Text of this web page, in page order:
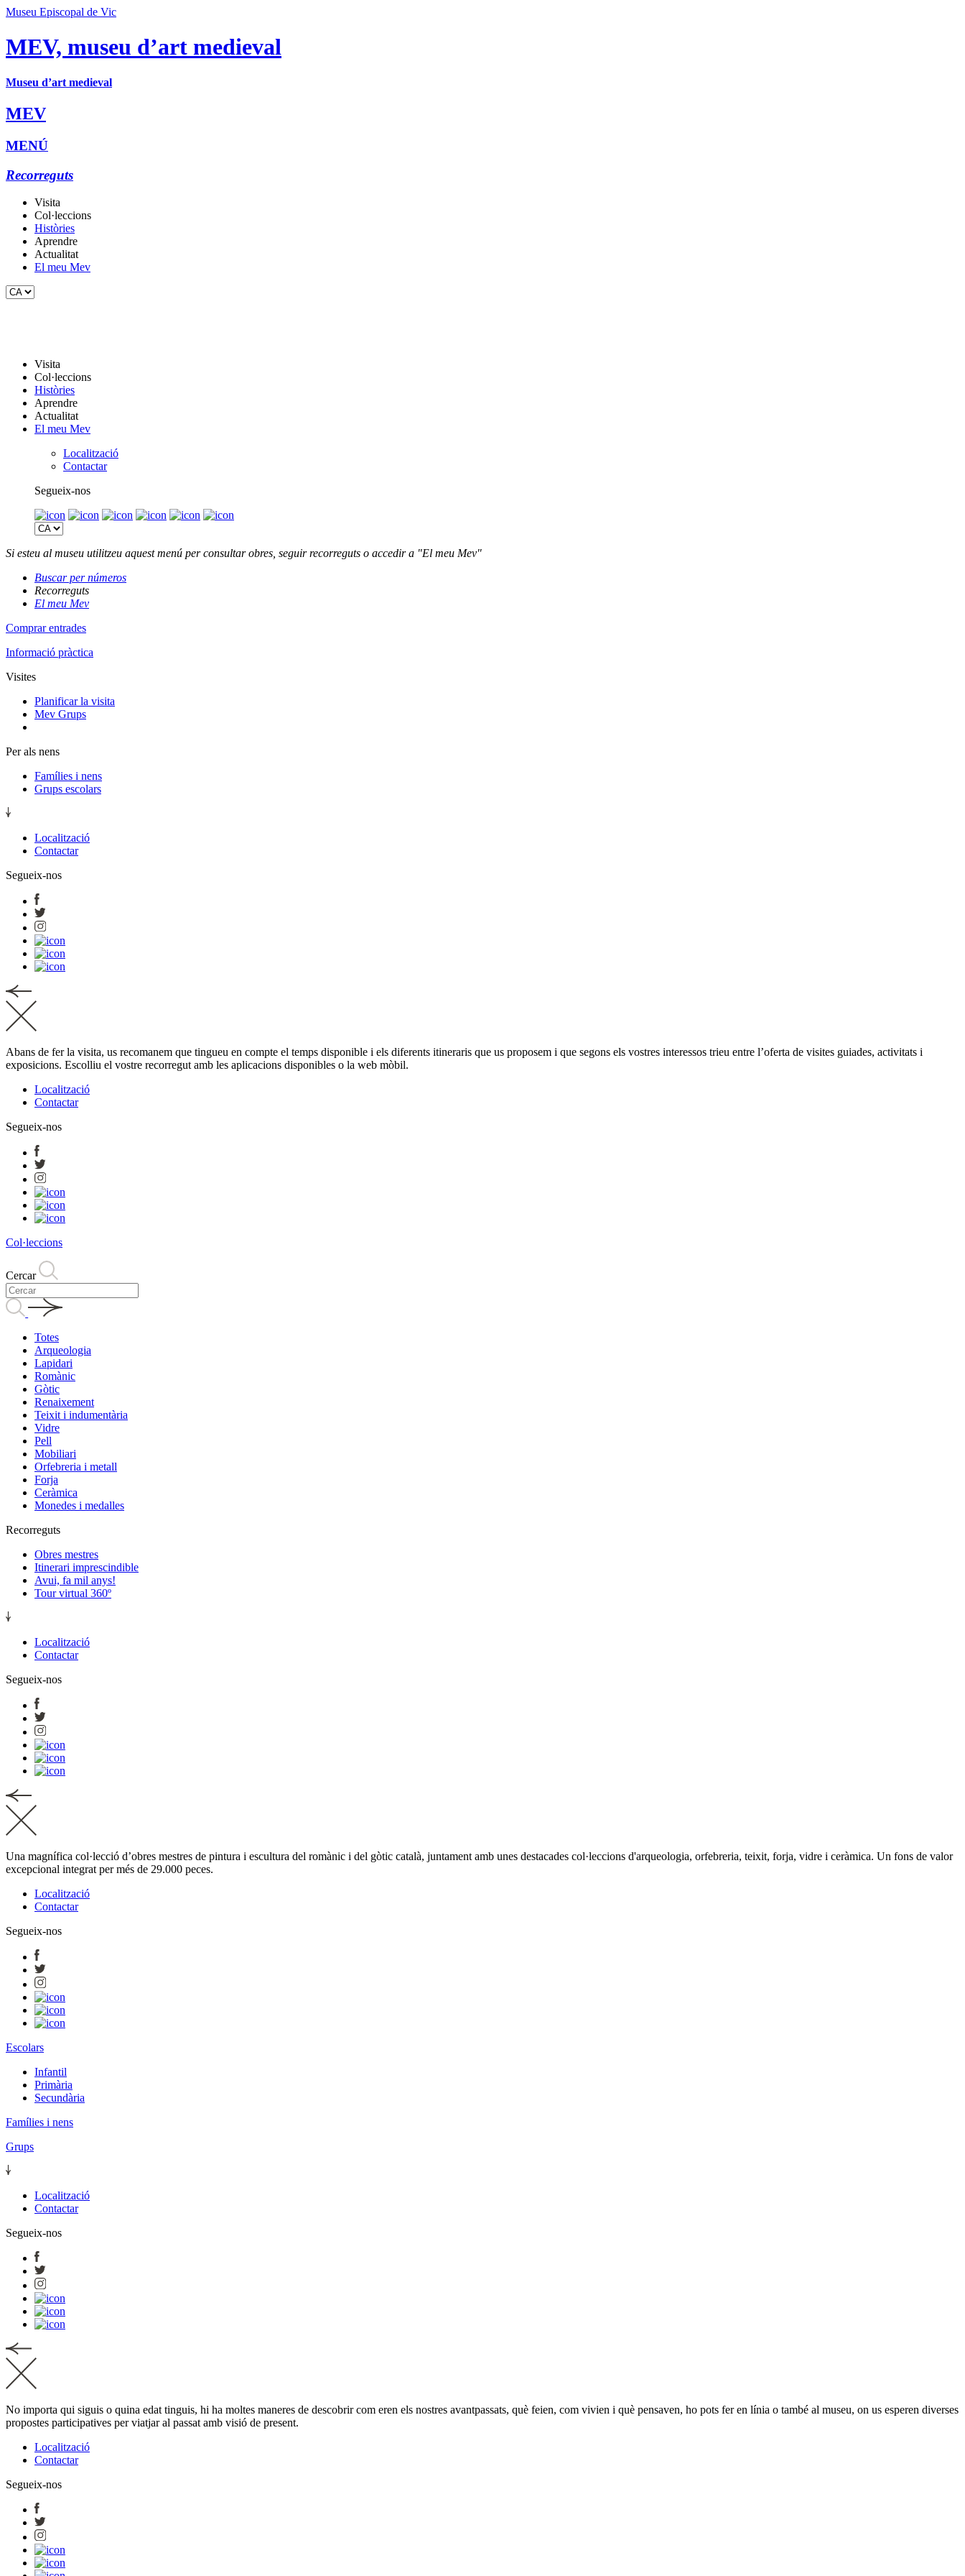
Museu Episcopal de Vic
MEV, museu d’art medieval
Museu d’art medieval
MEV
MENÚ
Recorreguts
Visita
Col·leccions
Històries
Aprendre
Actualitat
El meu Mev
Visita
Col·leccions
Històries
Aprendre
Actualitat
El meu Mev
Localització
Contactar
Segueix-nos
Si esteu al museu utilitzeu aquest menú per consultar obres, seguir recorreguts o accedir a "El meu Mev"
Buscar per números
Recorreguts
El meu Mev
Comprar entrades
Informació pràctica
Visites
Planificar la visita
Mev Grups
Per als nens
Famílies i nens
Grups escolars
Localització
Contactar
Segueix-nos
Abans de fer la visita, us recomanem que tingueu en compte el temps disponible i els diferents itineraris que us proposem i que segons els vostres interessos trieu entre l’oferta de visites guiades, activitats i
exposicions. Escolliu el vostre recorregut amb les aplicacions disponibles o la web mòbil.
Localització
Contactar
Segueix-nos
Col·leccions
Cercar
Totes
Arqueologia
Lapidari
Romànic
Gòtic
Renaixement
Teixit i indumentària
Vidre
Pell
Mobiliari
Orfebreria i metall
Forja
Ceràmica
Monedes i medalles
Recorreguts
Obres mestres
Itinerari imprescindible
Avui, fa mil anys!
Tour virtual 360º
Localització
Contactar
Segueix-nos
Una magnífica col·lecció d’obres mestres de pintura i escultura del romànic i del gòtic català, juntament amb unes destacades col·leccions d'arqueologia, orfebreria, teixit, forja, vidre i ceràmica. Un fons de valor
excepcional integrat per més de 29.000 peces.
Localització
Contactar
Segueix-nos
Escolars
Infantil
Primària
Secundària
Famílies i nens
Grups
Localització
Contactar
Segueix-nos
No importa qui siguis o quina edat tinguis, hi ha moltes maneres de descobrir com eren els nostres avantpassats, què feien, com vivien i què pensaven, ho pots fer en línia o també al museu, on us esperen diverses
propostes participatives per viatjar al passat amb visió de present.
Localització
Contactar
Segueix-nos